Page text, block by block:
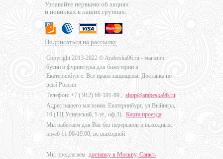
Узнавайте первыми об акциях
и новинках в наших группах:
Подписаться на рассылку
Copyright 2013-2022 © Arabeska96.ru - магазин
бусин и фурнитуры для бижутерии в
Екатеринбурге. Все права защищены. Доставка по
всей России.
Телефон: +7 ( 912) 68-191-89 , shop@arabeska96.ru
Адрес нашего магазина: Екатеринбург, ул.Выйнера,
10 (ТЦ Успенский, 5 эт., оф.3). Карта проезда
Мы работаем для Вас без перерывов и выходных:
пн-сб 11:00-19:00, вс выходной
Мы предлагаем доставку в Москву, Санкт-